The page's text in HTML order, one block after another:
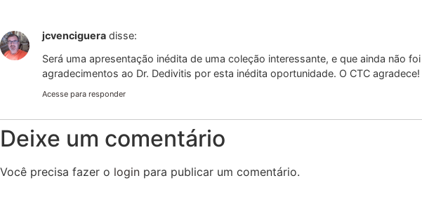
jcvenciguera disse:
Será uma apresentação inédita de uma coleção interessante, e que ainda não
agradecimentos ao Dr. Dedivitis por esta inédita oportunidade. O CTC agradece!
Acesse para responder
Deixe um comentário
Você precisa fazer o login para publicar um comentário.